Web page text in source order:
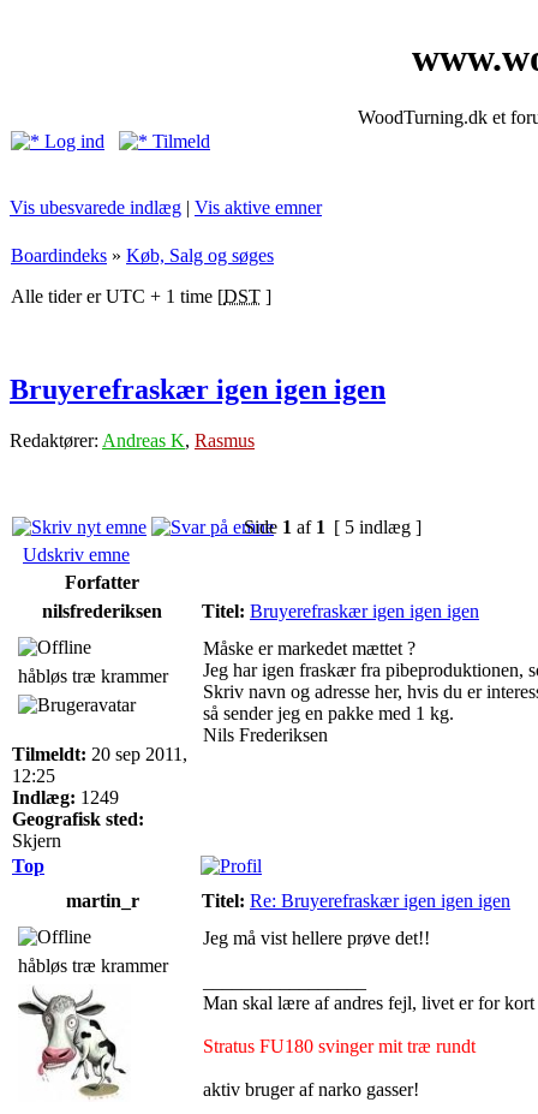
WoodTurning.dk et
Log ind
Tilmeld
Vis ubesvarede indlæg | Vis aktive emner
Boardindeks » Køb, Salg og søges
Alle tider er UTC + 1 time [DST ]
Bruyerefraskær igen igen igen
Redaktører: Andreas K, Rasmus
Side 1 af 1 [ 5 indlæg ]
Udskriv emne
Forfatter
nilsfrederiksen
Titel: Bruyerefraskær igen igen igen
håbløs træ krammer
Tilmeldt: 20 sep 2011,
12:25
Indlæg: 1249
Geografisk sted:
Skjern
Måske er markedet mættet ?
Jeg har igen fraskær fra pibeproduktionen,
Skriv navn og adresse her, hvis du er
så sender jeg en pakke med 1 kg.
Nils Frederiksen
Top
martin_r
Titel: Re: Bruyerefraskær igen igen igen
håbløs træ krammer
Jeg må vist hellere prøve det!!
Man skal lære af andres fejl, livet er for
Stratus FU180 svinger mit træ rundt
aktiv bruger af narko gasser!